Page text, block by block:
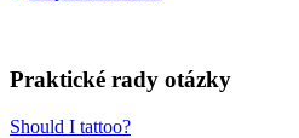
Praktické rady otázky
Should I tattoo?